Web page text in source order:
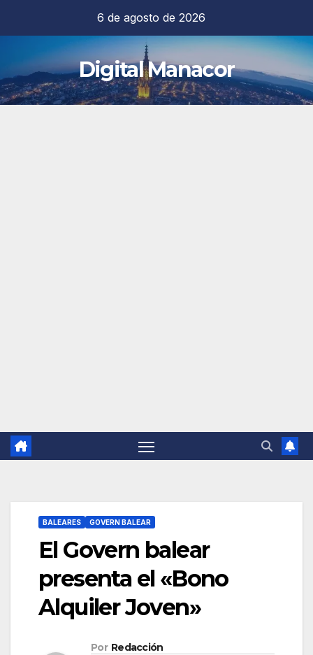
contenido
6 de agosto de 2026
Digital Manacor
BALEARES GOVERN BALEAR
El Govern balear
presenta el «Bono
Alquiler Joven»
Por Redacción